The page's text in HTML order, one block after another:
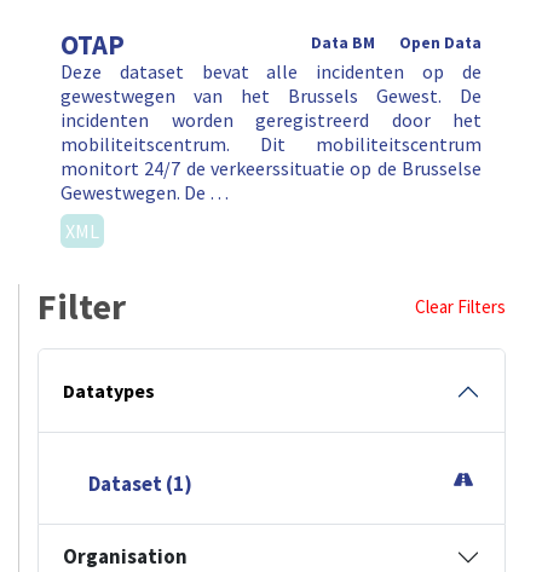
OTAP Open Data
Data BM
Deze dataset bevat alle incidenten op de
gewestwegen van het Brussels Gewest. De
incidenten worden geregistreerd door het
mobiliteitscentrum. Dit mobiliteitscentrum
monitort 24/7 de verkeerssituatie op de Brusselse
Gewestwegen. De …
XML
Filter Clear Filters
Datatypes
Dataset (1)
Organisation